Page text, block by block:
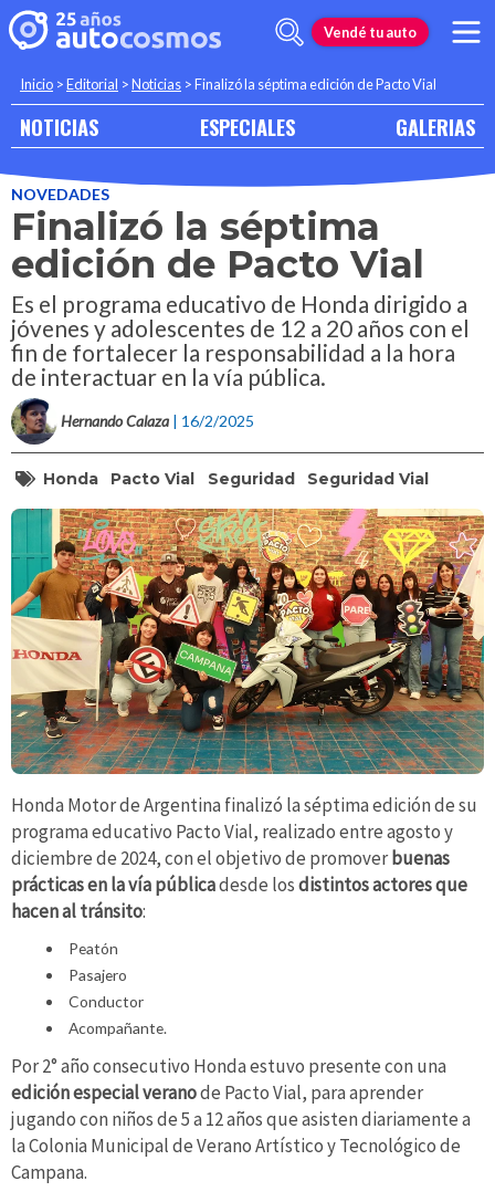
Vendé tu auto
Inicio >Editorial >Noticias >Finalizó la séptima edición de Pacto Vial
NOTICIAS ESPECIALES GALERIAS
NOVEDADES
Finalizó la séptima
edición de Pacto Vial
Es el programa educativo de Honda dirigido a
jóvenes y adolescentes de 12 a 20 años con el
fin de fortalecer la responsabilidad a la hora
de interactuar en la vía pública.
Hernando Calaza | 16/2/2025
Honda Pacto Vial Seguridad Seguridad Vial
Honda Motor de Argentina finalizó la séptima edición de su
programa educativo Pacto Vial, realizado entre agosto y
diciembre de 2024, con el objetivo de promoverbuenas
prácticas en la vía públicadesde losdistintos actores que
hacen al tránsito:
Peatón
Pasajero
Conductor
Acompañante.
Por 2° año consecutivo Honda estuvo presente con una
edición especial veranode Pacto Vial, para aprender
jugando con niños de 5 a 12 años que asisten diariamente a
la Colonia Municipal de Verano Artístico y Tecnológico de
Campana.